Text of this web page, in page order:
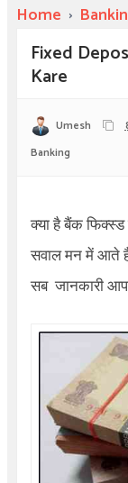
Home ›
Fixed
Kare
Umesh
Banking
क्या है बैंक फिक्स्ड
सवाल मन में आते
सब जानकारी